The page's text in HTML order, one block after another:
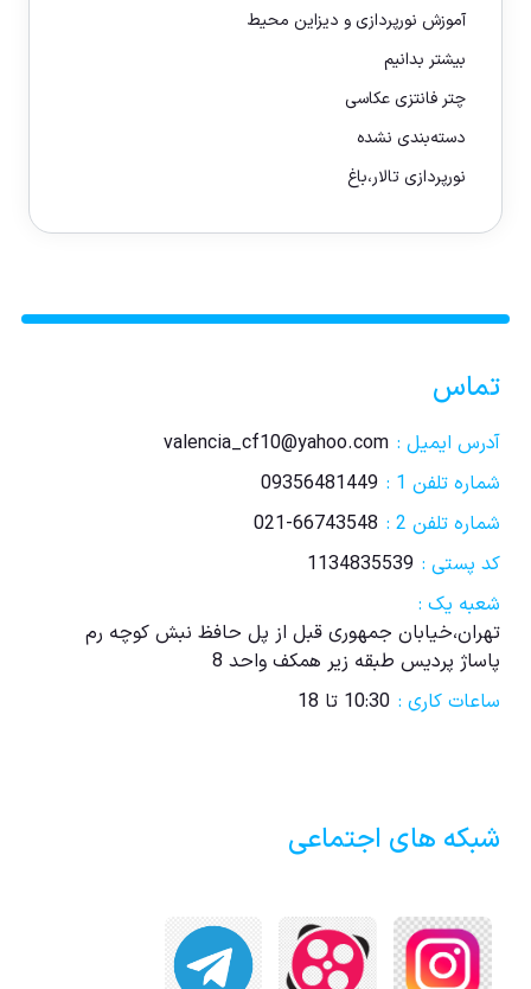
آموزش نورپردازی و دیزاین محیط
بیشتر بدانیم
چتر فانتزی عکاسی
دسته‌بندی نشده
نورپردازی تالار،باغ
تماس
آدرس ایمیل : valencia_cf10@yahoo.com
شماره تلفن 1 :
09356481449
شماره تلفن 2 :
021-66743548
کد پستی : 1134835539
شعبه یک :
تهران،خیابان جمهوری قبل از پل حافظ نبش کوچه رم
پاساژ پردیس طبقه زیر همکف واحد 8
ساعات کاری : 10:30 تا 18
شبکه های اجتماعی